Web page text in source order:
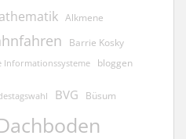
Alkmene
Barrie Kosky
Informationssysteme bloggen
BVG Büsum